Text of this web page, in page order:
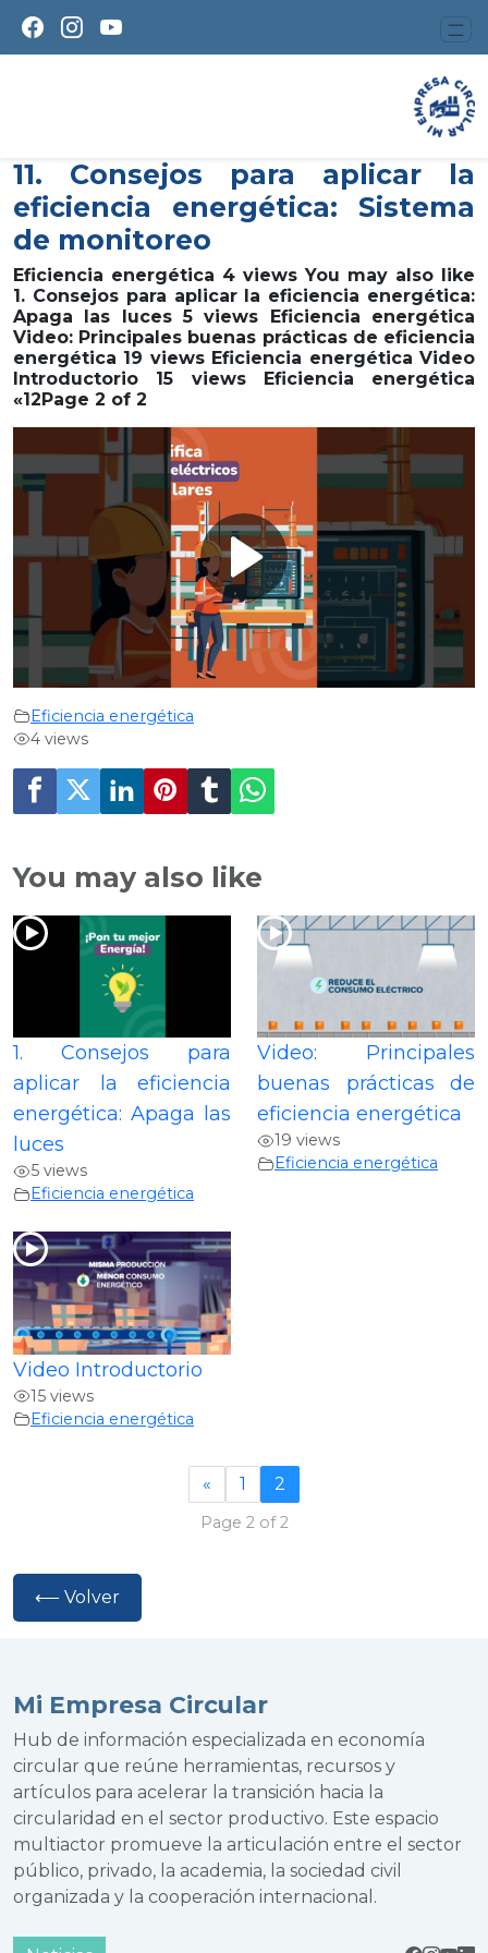
11. Consejos para aplicar la
eficiencia energética: Sistema
de monitoreo
Eficiencia energética 4 views You may also like
1. Consejos para aplicar la eficiencia energética:
Apaga las luces 5 views Eficiencia energética
Video: Principales buenas prácticas de eficiencia
energética 19 views Eficiencia energética Video
Introductorio 15 views Eficiencia energética
«12Page 2 of 2
Play
Video
Eficiencia energética
4 views
You may also like
1. Consejos para
aplicar la eficiencia
energética: Apaga las
luces
5 views
Eficiencia energética
Video: Principales
buenas prácticas de
eficiencia energética
19 views
Eficiencia energética
Video Introductorio
15 views
Eficiencia energética
« 1 2
Page 2 of 2
⟵ Volver
Mi Empresa Circular
Hub de información especializada en economía
circular que reúne herramientas, recursos y
artículos para acelerar la transición hacia la
circularidad en el sector productivo. Este espacio
multiactor promueve la articulación entre el sector
público, privado, la academia, la sociedad civil
organizada y la cooperación internacional.